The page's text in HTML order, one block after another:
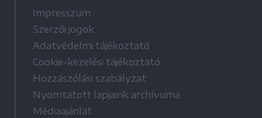
Impresszum
Szerzői jogok
Adatvédelmi tájékoztató
Cookie-kezelési tájékoztató
Hozzászólási szabályzat
Nyomtatott lapjaink archívuma
Médiaajánlat